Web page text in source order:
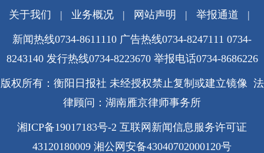
关于我们 | 业务概况| 网站声明 | 举报通道 |
新闻热线0734-8611110 广告热线0734-8247111 0734-
8243140 发行热线0734-8223670 举报电话0734-8686226
版权所有：衡阳日报社 未经授权禁止复制或建立镜像 法
律顾问：湖南雁京律师事务所
湘ICP备19017183号-2 互联网新闻信息服务许可证
43120180009 湘公网安备43040702000120号